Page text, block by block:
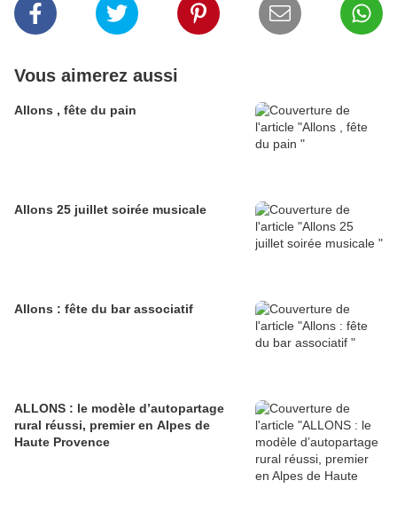
Vous aimerez aussi
Allons , fête du pain
Allons 25 juillet soirée musicale
Allons : fête du bar associatif
ALLONS : le modèle d’autopartage
rural réussi, premier en Alpes de
Haute Provence